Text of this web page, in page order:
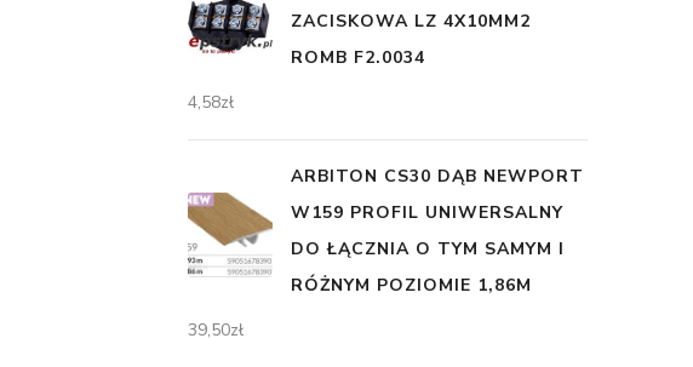
ZACISKOWA LZ 4X10MM2
ROMB F2.0034
4,58zł
ARBITON CS30 DĄB NEWPORT
W159 PROFIL UNIWERSALNY
DO ŁĄCZNIA O TYM SAMYM I
RÓŻNYM POZIOMIE 1,86M
39,50zł